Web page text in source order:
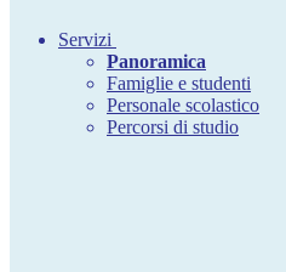
Servizi
Panoramica
Famiglie e studenti
Personale scolastico
Percorsi di studio